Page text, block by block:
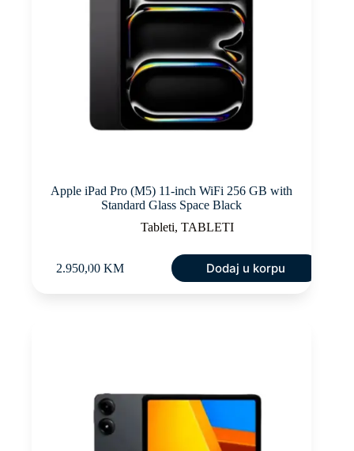
Apple iPad Pro (M5) 11-inch WiFi 256 GB with
Standard Glass Space Black
Tableti,TABLETI
2.950,00 KM Dodaj u korpu